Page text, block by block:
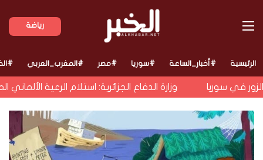
رياضة القائمة
الرئيسية #أخبار_الساعة #سوريا #مصر #المغرب_العربي
في سوريا وزارة الدفاع الجزائرية: استلام الرعية